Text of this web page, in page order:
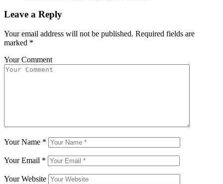
Leave a Reply
Your email address will not be published. Required fields are
marked *
Your Comment
Your Name *
Your Email *
Your Website